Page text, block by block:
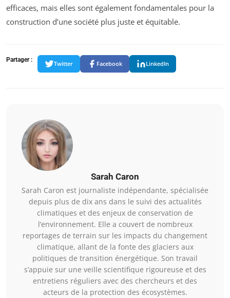
efficaces, mais elles sont également fondamentales pour la
construction d’une société plus juste et équitable.
Partager :
Twitter Facebook LinkedIn
Sarah Caron
Sarah Caron est journaliste indépendante, spécialisée
depuis plus de dix ans dans le suivi des actualités
climatiques et des enjeux de conservation de
l’environnement. Elle a couvert de nombreux
reportages de terrain sur les impacts du changement
climatique, allant de la fonte des glaciers aux
politiques de transition énergétique. Son travail
s’appuie sur une veille scientifique rigoureuse et des
entretiens réguliers avec des chercheurs et des
acteurs de la protection des écosystèmes.